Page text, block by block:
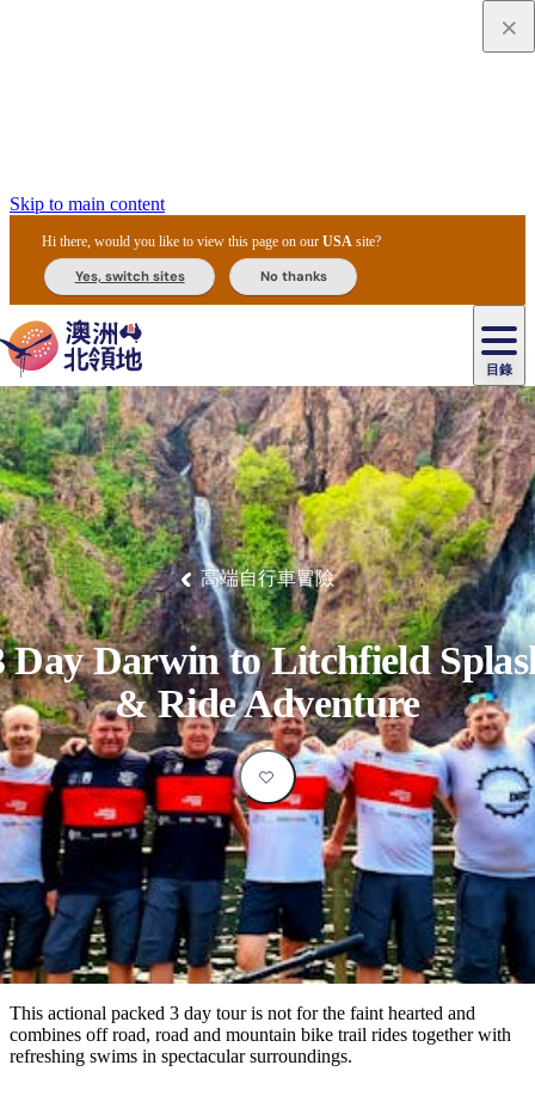
Skip to main content
Hi there, would you like to view this page on ourUSA site?
Yes, switch sites No thanks
目錄
主
目
錄
必
訪
景
點
最
受
歡
迎
目
的
地
內
陸
和
戶
外
達
爾
文
愛
麗
斯
泉
烏
魯
魯
卡
卡
杜
國
家
公
園
李
治
菲
特
國
家
公
園
瓦
塔
卡
國
家
公
園
提
維
群
島
東
阿
納
姆
地
馬
塔
蘭
卡
溫
泉
池
尼
特
米
魯
克
國
家
公
園
卡
魯
卡
魯
/
魔
鬼
大
理
石
保
護
區
馬
古
克
瀑
布
茨
奧
里
查
/
西
麥
克
唐
納
國
家
公
園
必
玩
活
動
體
驗
旅
客
類
型
推
薦
榜
單
住
民
文
化
體
驗
美
食
攻
略
節
慶
與
活
動
戶
外
和
探
險
自
然
和
野
生
動
植
物
歷
史
與
文
物
釣
魚
豪
華
旅
游
露
營
和
豪
華
野
營
自
駕
遊
規
劃
和
預
訂
實
用
資
訊
規
住
宿
導
覽
團
租
車
和
交
通
工
具
高端自行車冒險
Day Darwin to Litchfield
& Ride Adventure
This actional packed 3 day tour is not for the faint hearted and
combines off road, road and mountain bike trail rides together with
refreshing swims in spectacular surroundings.